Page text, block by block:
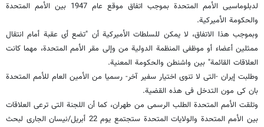
لدبلوماسیی الأمم المتحدة بموجب اتفاق موقع عام 1947 بین الأمم المتحدة
والحکومة الأمیرکیة.
وبموجب هذا الاتفاق، لا یمکن للسلطات الأمیرکیة أن "تضع أی عقبة أمام انتقال
ممثلین أعضاء أو موظفی المنظمة الدولیة من وإلى مقر الأمم المتحدة، مهما کانت
العلاقات القائمة" بین واشنطن والحکومة المعنیة.
وطلبت إیران -التی لا تنوی اختیار سفیر آخر- رسمیا من الأمین العام للأمم المتحدة
بان کی مون التدخل فی هذه القضیة.
وتلقت الأمم المتحدة الطلب الرسمی من طهران، کما أن اللجنة التی ترعى العلاقات
بین الأمم المتحدة والولایات المتحدة ستجتمع یوم 22 أبریل/نیسان الجاری لبحث